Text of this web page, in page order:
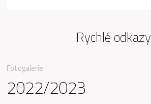
Fotogalerie
2022/2023
Rychlé odkazy